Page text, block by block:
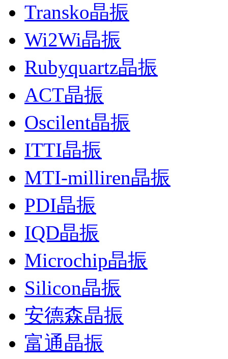
Transko晶振
Wi2Wi晶振
Rubyquartz晶振
ACT晶振
Oscilent晶振
ITTI晶振
MTI-milliren晶振
PDI晶振
IQD晶振
Microchip晶振
Silicon晶振
安德森晶振
富通晶振